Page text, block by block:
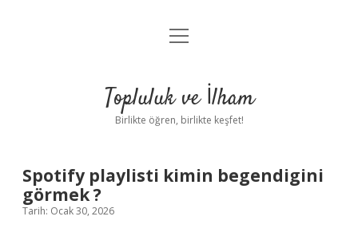
Anasayfa
Yasal Uyarı
menüyü
Topluluk ve İlham
Birlikte öğren, birlikte keşfet!
Spotify playlisti kimin begendigini
görmek ?
Tarih: Ocak 30, 2026